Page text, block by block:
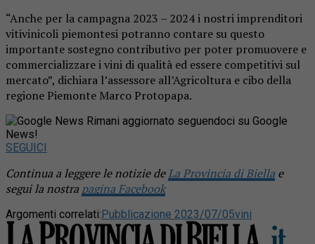
“Anche per la campagna 2023 – 2024 i nostri imprenditori
vitivinicoli piemontesi potranno contare su questo
importante sostegno contributivo per poter promuovere e
commercializzare i vini di qualità ed essere competitivi sul
mercato”, dichiara l’assessore all’Agricoltura e cibo della
regione Piemonte Marco Protopapa.
Rimani aggiornato seguendoci su Google
News!
SEGUICI
Continua a leggere le notizie deLa Provincia di Biella e
segui la nostra pagina Facebook
Argomenti correlati:Pubblicazione 2023/07/05vini